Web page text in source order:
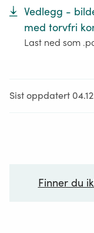
Vedlegg -
med torvfri
Last ned som
Sist oppdatert
Finner du